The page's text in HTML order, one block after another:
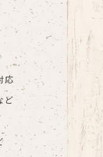
応
ど